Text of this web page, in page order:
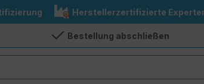
Herstellerzertifizierte
Bestellung abschließen